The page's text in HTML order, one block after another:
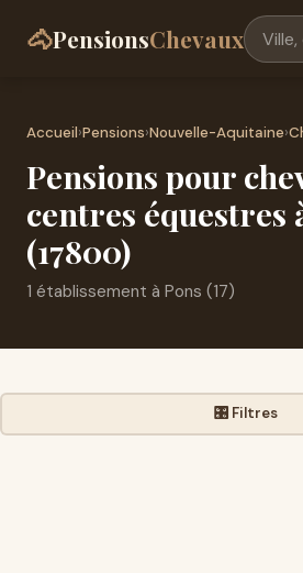
🐴PensionsChevaux
Accueil›Pensions›Nouvelle-Aquitaine›
Pensions pour
centres équestres
(17800)
1 établissement à Pons (17)
🎛️ Filtres